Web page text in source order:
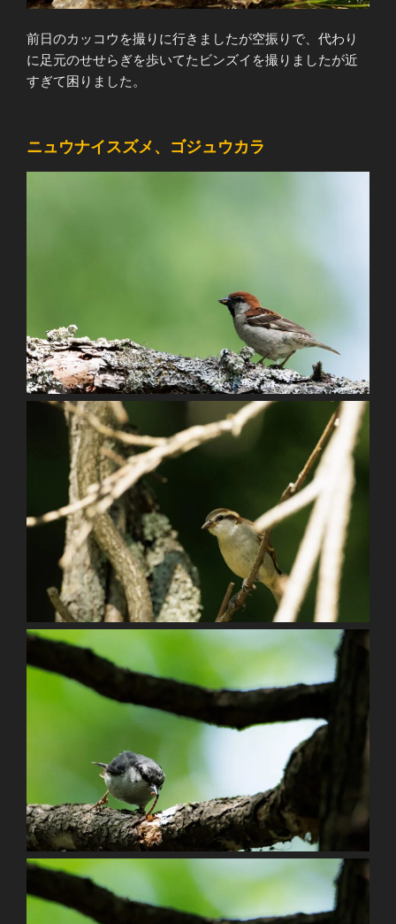
前日のカッコウを撮りに行きましたが空振りで、代わり
に足元のせせらぎを歩いてたビンズイを撮りましたが近
すぎて困りました。
ニュウナイスズメ、ゴジュウカラ